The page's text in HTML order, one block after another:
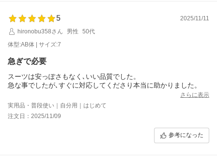
5
2025/11/11
hironobu358さん
男性
50代
体型:AB体 | サイズ:7
急ぎで必要
スーツは安っぽさもなく､いい品質でした。
急な事でしたが､すぐに対応してくださり本当に助かりました。
さらに表示
実用品・普段使い｜自分用｜はじめて
注文日：2025/11/09
参考になった